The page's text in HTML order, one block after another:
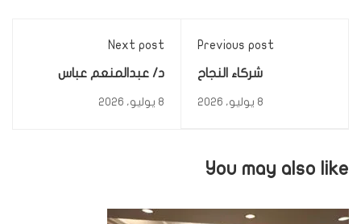
Previous post
شركاء النجاح
8 يوليو، 2026
Next post
د/ عبدالمنعم عباس
8 يوليو، 2026
You may also like